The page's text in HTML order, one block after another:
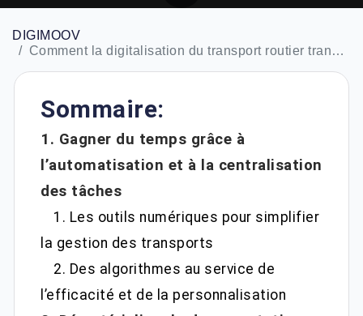
DIGIMOOV
Comment la digitalisation du transport routier transforme le quotidien des expéditeurs ?
Sommaire:
1. Gagner du temps grâce à
l’automatisation et à la centralisation
des tâches
1. Les outils numériques pour simplifier
la gestion des transports
2. Des algorithmes au service de
l’efficacité et de la personnalisation